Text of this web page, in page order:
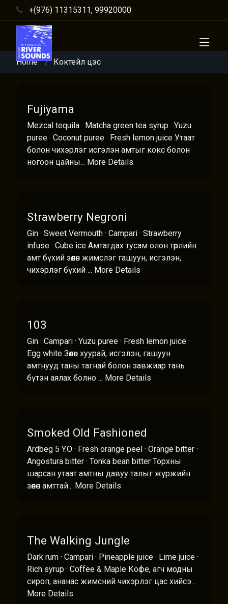
+(976) 11315311, 99920000
Home Коктейл цэс
Fujiyama
Mezcal tequila · Matcha green tea syrup · Yuzu
puree · Coconut puree · Fresh lemon juice Утаат
болон чихэрлэг исгэлэн амтыг кокс болон
ногоон цайны... More Details
Strawberry Negroni
Gin · Sweet Vermouth · Campari · Strawberry
infuse · Cube ice Амтагдах тусам олон төрлийн
амт бүхий зөөлөн жимслэг гашуун, исгэлэн,
чихэрлэг бүхий ... More Details
103
Gin · Campari · Yuzu puree · Fresh lemon juice ·
Egg white Зөөлөн хуурай, исгэлэн, гашуун
амтнууд таны тагнай болон завжиар тань
бүтэн аялах болно ... More Details
Smoked Old Fashioned
Ardbeg 5 Y.O · Fresh orange peel · Orange bitter ·
Angostura bitter · Tonka bean bitter Торхны
шарсан утаат амтны давуу талыг жүржийн
зөөлөн амттай... More Details
The Walking Jungle
Dark rum · Campari · Pineapple juice · Lime juice ·
Rich syrup · Coffee & Maple Кофе, агч модны
сироп, ананас жимсний чихэрлэг цас хийсэ...
More Details